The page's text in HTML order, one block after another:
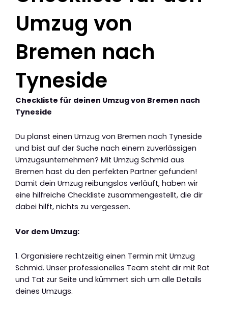
Umzug von
Bremen nach
Tyneside
Checkliste für deinen Umzug von Bremen nach
Tyneside
Du planst einen Umzug von Bremen nach Tyneside
und bist auf der Suche nach einem zuverlässigen
Umzugsunternehmen? Mit Umzug Schmid aus
Bremen hast du den perfekten Partner gefunden!
Damit dein Umzug reibungslos verläuft, haben wir
eine hilfreiche Checkliste zusammengestellt, die dir
dabei hilft, nichts zu vergessen.
Vor dem Umzug:
1. Organisiere rechtzeitig einen Termin mit Umzug
Schmid. Unser professionelles Team steht dir mit Rat
und Tat zur Seite und kümmert sich um alle Details
deines Umzugs.